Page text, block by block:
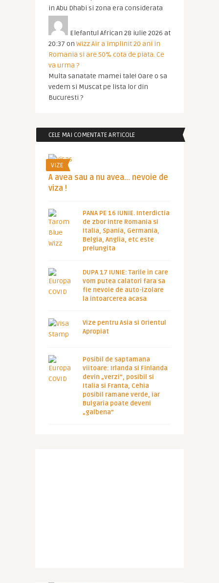
in Abu Dhabi si zona era considerata
Elefantul African 28 iulie 2026 at
20:37 on Wizz Air a implinit 20 ani in
Romania si are 50% cota de piata. Ce
va urma ?
Multa sanatate mamei tale! Oare o sa
vedem si Muscat pe lista lor din
Bucuresti ?
CELE MAI COMENTATE ARTICOLE
VIZE
A avea sau a nu avea… nevoie de
viza !
PANA PE 16 IUNIE. Interdictia
de zbor intre Romania si
Italia, Spania, Germania,
Belgia, Anglia, etc este
prelungita
DUPA 17 IUNIE: Tarile in care
vom putea calatori fara sa
fie nevoie de auto-izolare
la intoarcerea acasa
Vize pentru Asia si Orientul
Apropiat
Posibil de saptamana
viitoare: Irlanda si Finlanda
devin „verzi”, posibil si
Italia si Franta, Cehia
posibil ramane verde, iar
Bulgaria poate deveni
„galbena”